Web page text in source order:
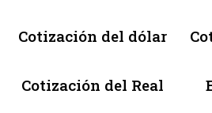
Cotización del dólar
Cotización del Real